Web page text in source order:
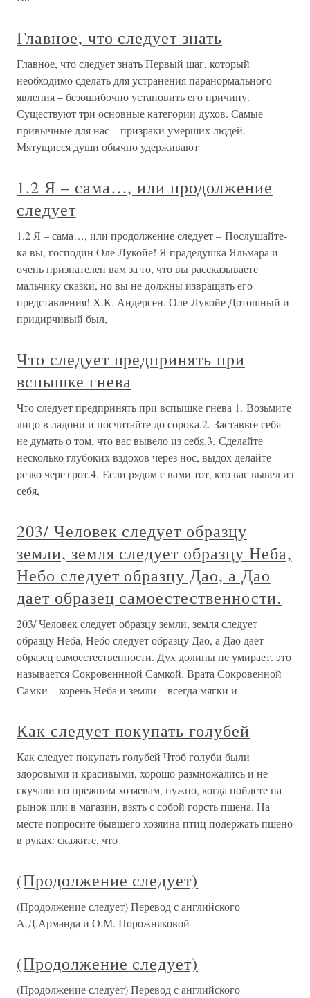
Главное, что следует знать
Главное, что следует знать Первый шаг, который
необходимо сделать для устранения паранормального
явления – безошибочно установить его причину.
Существуют три основные категории духов. Самые
привычные для нас – призраки умерших людей.
Мятущиеся души обычно удерживают
1.2 Я – сама…, или продолжение
следует
1.2 Я – сама…, или продолжение следует – Послушайте-
ка вы, господин Оле-Лукойе! Я прадедушка Яльмара и
очень признателен вам за то, что вы рассказываете
мальчику сказки, но вы не должны извращать его
представления! Х.К. Андерсен. Оле-Лукойе Дотошный и
придирчивый был,
Что следует предпринять при
вспышке гнева
Что следует предпринять при вспышке гнева 1. Возьмите
лицо в ладони и посчитайте до сорока.2. Заставьте себя
не думать о том, что вас вывело из себя.3. Сделайте
несколько глубоких вздохов через нос, выдох делайте
резко через рот.4. Если рядом с вами тот, кто вас вывел из
себя,
203/ Человек следует образцу
земли, земля следует образцу Неба,
Небо следует образцу Дао, а Дао
дает образец самоестественности.
203/ Человек следует образцу земли, земля следует
образцу Неба, Небо следует образцу Дао, а Дао дает
образец самоестественности. Дух долины не умирает. это
называется Сокровеннной Самкой. Врата Сокровенной
Самки – корень Неба и земли—всегда мягки и
Как следует покупать голубей
Как следует покупать голубей Чтоб голуби были
здоровыми и красивыми, хорошо размножались и не
скучали по прежним хозяевам, нужно, когда пойдете на
рынок или в магазин, взять с собой горсть пшена. На
месте попросите бывшего хозяина птиц подержать пшено
в руках: скажите, что
(Продолжение следует)
(Продолжение следует) Перевод с английского
А.Д.Арманда и О.М. Порожняковой
(Продолжение следует)
(Продолжение следует) Перевод с английского